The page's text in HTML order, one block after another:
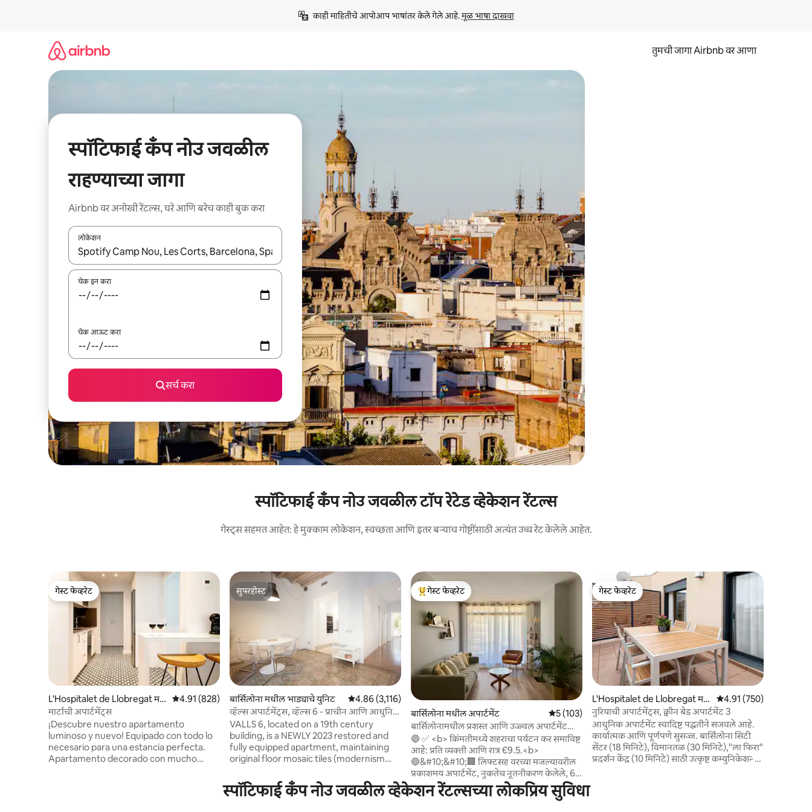
काही माहितीचे आपोआप भाषांतर केले गेले आहे. मूळ भाषा दाखवा
तुमची जागा Airbnb वर आणा
स्पॉटिफाई कँप नोउ जवळील
राहण्याच्या जागा
Airbnb वर अनोखी रेंटल्स, घरे आणि बरेच काही बुक करा
लोकेशन
जेव्हा परिणाम उपलब्ध असतील, तेव्हा वरच्या आणि खाली बाणांच्या किजसह नेव्हिगेट करा किंवा स्पर्शाने स्वाइप जेश्चर्स वापरून एक्सप्लोर करा.
चेक इन करा
चेक आऊट करा
सर्च करा
स्पॉटिफाई कँप नोउ जवळील टॉप रेटेड व्हेकेशन रेंटल्स
गेस्ट्स सहमत आहेत: हे मुक्काम लोकेशन, स्वच्छता आणि इतर बऱ्याच गोष्टींसाठी अत्यंत उच्च रेट केलेले आहेत.
गेस्ट फेव्हरेट
गेस्ट फेव्हरेट
L'Hospitalet de Llobregat म
धील भाड्याचे युनिट
5 पैकी 4.91 सरासरी रेटिंग, 828 रिव्ह्यूज
4.91 (828)
मार्टाची अपार्टमेंट्स
¡Descubre nuestro apartamento
luminoso y nuevo! Equipado con todo lo
necesario para una estancia perfecta.
Apartamento decorado con mucho
सुपरहोस्ट
सुपरहोस्ट
बार्सिलोना मधील भाड्याचे युनिट 5 पैकी 4.86 सरासरी रेटिंग, 3,116 रिव्ह्यूज
4.86 (3,116)
व्हॅल्स अपार्टमेंट्स, व्हॅल्स 6 - प्राचीन आणि आधुनिक
अपार्टमेंट...
VALLS 6, located on a 19th century
building, is a NEWLY 2023 restored and
fully equipped apartment, maintaining
original floor mosaic tiles (modernism
apartment space + 10 m2 terrace. - 2
bedrooms. - 2 bathrooms (with
टॉप गेस्ट फेव्हरेट
गेस्ट फेव्हरेट
बार्सिलोना मधील अपार्टमेंट 5 पैकी 5 सरासरी रेटिंग, 103 रिव्ह्यूज
5 (103)
बार्सिलोनामधील प्रशस्त आणि उज्ज्वल अपार्टमेंट
अनोखे
🔵 ✅ <b> किंमतीमध्ये शहराचा पर्यटन कर समाविष्ट
आहे: प्रति व्यक्ती आणि रात्र €9.5.<b>
🔵&#10;&#10;🏢 लिफ्टसह वरच्या मजल्यावरील
प्रकाशमय अपार्टमेंट, नुकतेच नूतनीकरण केलेले, 6
लोकांसाठी क्षमता.&#10;&#10;👨‍👨‍👧‍👦 ही
निवासस्थाने शांत वातावरण देतात: ती कुटुंबांसाठी,
गेस्ट फेव्हरेट
गेस्ट फेव्हरेट
L'Hospitalet de Llobregat म
धील भाड्याचे युनिट
5 पैकी 4.91 सरासरी रेटिंग,
4.91 (750)
नुरियाची अपार्टमेंट्स, क्वीन बेड अपार्टमेंट 3
आधुनिक अपार्टमेंट स्वादिष्ट पद्धतीने सजवले आहे.
कार्यात्मक आणि पूर्णपणे सुसज्ज. बार्सिलोना सिटी
सेंटर (18 मिनिटे), विमानतळ (30 मिनिटे),"ला फिरा"
प्रदर्शन केंद्र (10 मिनिटे) साठी उत्कृष्ट कम्युनिकेशन्स.
स्पॉटिफाई कँप नोउ जवळील व्हेकेशन रेंटल्सच्या लोकप्रिय सुविधा